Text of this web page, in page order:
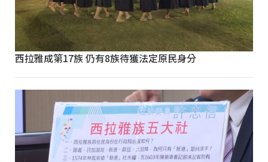
西拉雅成第17族 仍有8族待獲法定原民身分